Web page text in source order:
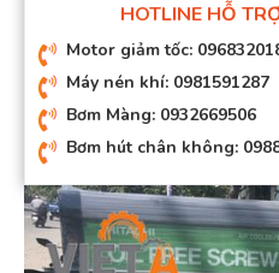
HOTLINE HỖ
Motor giảm tốc:
Máy nén khí: 0981591287
Bơm Màng: 0932669506
Bơm hút chân không: